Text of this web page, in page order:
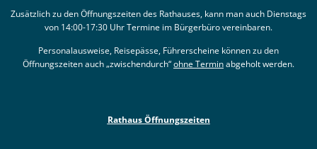
Zusätzlich zu den Öffnungszeiten des Rathauses, kann man auch Dienstags
von 14:00-17:30 Uhr Termine im Bürgerbüro vereinbaren.
Personalausweise, Reisepässe, Führerscheine können zu den
Öffnungszeiten auch „zwischendurch“ohne Terminabgeholt werden.
Rathaus Öffnungszeiten